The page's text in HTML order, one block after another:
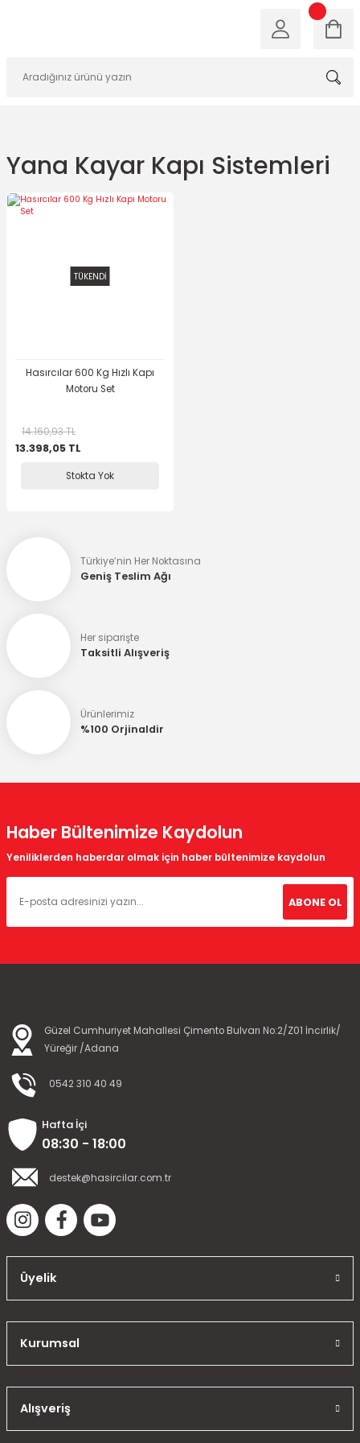
Yana Kayar Kapı Sistemleri
TÜKENDİ
Hasırcılar 600 Kg Hızlı Kapı
Motoru Set
14.160,93 TL
13.398,05 TL
Stokta Yok
Türkiye’nin Her Noktasına
Geniş Teslim Ağı
Her siparişte
Taksitli Alışveriş
Ürünlerimiz
%100 Orjinaldir
Haber Bültenimize Kaydolun
Yeniliklerden haberdar olmak için haber bültenimize kaydolun
ABONE OL
Güzel Cumhuriyet Mahallesi Çimento Bulvarı No:2/Z01 İncirlik/
Yüreğir /Adana
0542 310 40 49
Hafta İçi
08:30 - 18:00
destek@hasircilar.com.tr
Üyelik
Kurumsal
Alışveriş